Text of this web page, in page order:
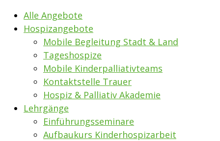
Alle Angebote
Hospizangebote
Mobile Begleitung Stadt & Land
Tageshospize
Mobile Kinderpalliativteams
Kontaktstelle Trauer
Hospiz & Palliativ Akademie
Lehrgänge
Einführungsseminare
Aufbaukurs Kinderhospizarbeit